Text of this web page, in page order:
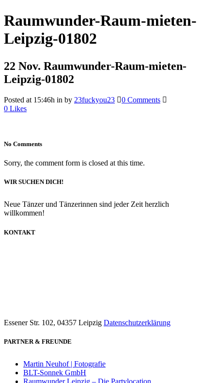
Raumwunder-Raum-mieten-
Leipzig-01802
22 Nov. Raumwunder-Raum-mieten-
Leipzig-01802
Posted at 15:46h in by 23fuckyou23
0 Comments
0 Likes
No Comments
Sorry, the comment form is closed at this time.
WIR SUCHEN DICH!
Neue Tänzer und Tänzerinnen sind jeder Zeit herzlich
willkommen!
KONTAKT
Essener Str. 102, 04357 Leipzig Datenschutzerklärung
PARTNER & FREUNDE
Martin Neuhof | Fotografie
BLT-Sonnek GmbH
Raumwunder Leipzig – Die Partylocation